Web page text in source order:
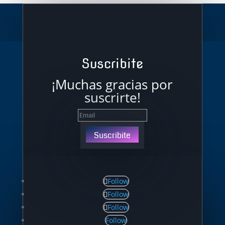
Suscribite
¡Muchas gracias por
suscrirte!
Suscribite
Follow
Follow
Follow
Follow